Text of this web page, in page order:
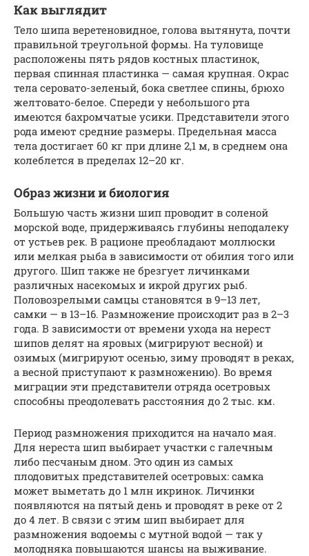
Как выглядит
Тело шипа веретеновидное, голова вытянута, почти
правильной треугольной формы. На туловище
расположены пять рядов костных пластинок,
первая спинная пластинка — самая крупная. Окрас
тела серовато-зеленый, бока светлее спины, брюхо
желтовато-белое. Спереди у небольшого рта
имеются бахромчатые усики. Представители этого
рода имеют средние размеры. Предельная масса
тела достигает 60 кг при длине 2,1 м, в среднем она
колеблется в пределах 12–20 кг.
Образ жизни и биология
Большую часть жизни шип проводит в соленой
морской воде, придерживаясь глубины неподалеку
от устьев рек. В рационе преобладают моллюски
или мелкая рыба в зависимости от обилия того или
другого. Шип также не брезгует личинками
различных насекомых и икрой других рыб.
Половозрелыми самцы становятся в 9–13 лет,
самки — в 13–16. Размножение происходит раз в 2–3
года. В зависимости от времени ухода на нерест
шипов делят на яровых (мигрируют весной) и
озимых (мигрируют осенью, зиму проводят в реках,
а весной приступают к размножению). Во время
миграции эти представители отряда осетровых
способны преодолевать расстояния до 2 тыс. км.
Период размножения приходится на начало мая.
Для нереста шип выбирает участки с галечным
либо песчаным дном. Это один из самых
плодовитых представителей осетровых: самка
может выметать до 1 млн икринок. Личинки
появляются на пятый день и проводят в реке от 2
до 4 лет. В связи с этим шип выбирает для
размножения водоемы с мутной водой — так у
молодняка повышаются шансы на выживание.